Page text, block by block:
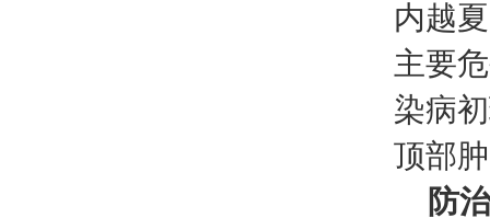
内越
主要
染病
顶部
防